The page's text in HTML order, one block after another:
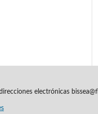
electrónicas